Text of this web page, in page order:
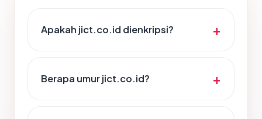
Apakah jict.co.id dienkripsi?
Berapa umur jict.co.id?